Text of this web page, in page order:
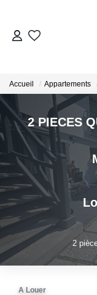
Accueil Appartements
2 PIECES
2
A Louer